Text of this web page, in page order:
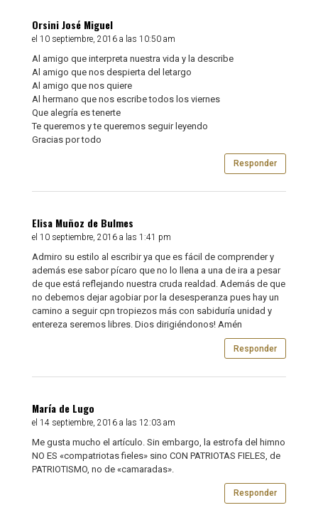
Orsini José Miguel
el 10 septiembre, 2016 a las 10:50 am
Al amigo que interpreta nuestra vida y la describe
Al amigo que nos despierta del letargo
Al amigo que nos quiere
Al hermano que nos escribe todos los viernes
Que alegría es tenerte
Te queremos y te queremos seguir leyendo
Gracias por todo
Responder
Elisa Muñoz de Bulmes
el 10 septiembre, 2016 a las 1:41 pm
Admiro su estilo al escribir ya que es fácil de comprender y
además ese sabor pícaro que no lo llena a una de ira a pesar
de que está reflejando nuestra cruda realdad. Además de que
no debemos dejar agobiar por la desesperanza pues hay un
camino a seguir cpn tropiezos más con sabiduría unidad y
entereza seremos libres. Dios dirigiéndonos! Amén
Responder
María de Lugo
el 14 septiembre, 2016 a las 12:03 am
Me gusta mucho el artículo. Sin embargo, la estrofa del himno
NO ES «compatriotas fieles» sino CON PATRIOTAS FIELES, de
PATRIOTISMO, no de «camaradas».
Responder